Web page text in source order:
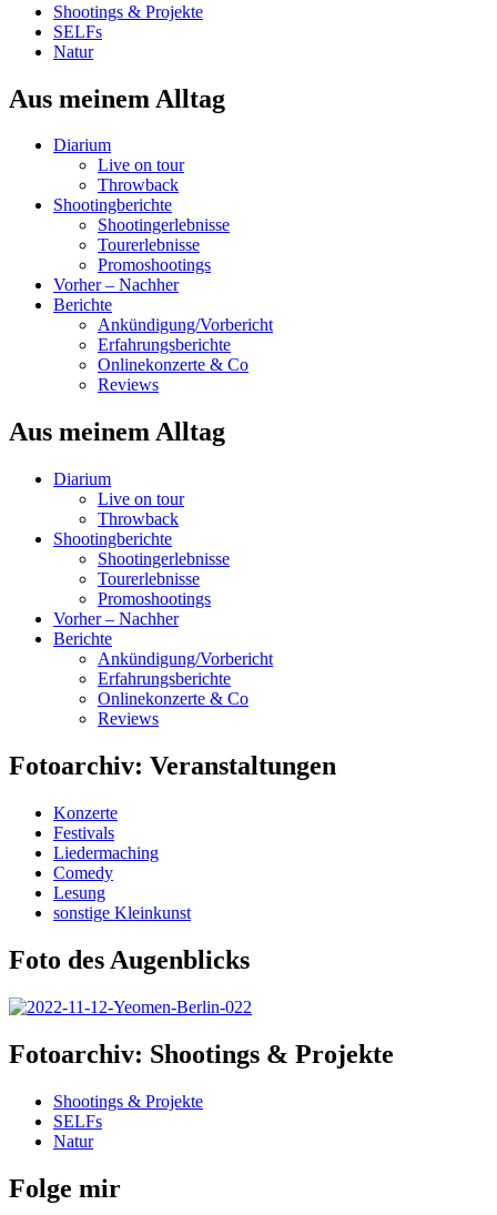
Shootings & Projekte
SELFs
Natur
Aus meinem Alltag
Diarium
Live on tour
Throwback
Shootingberichte
Shootingerlebnisse
Tourerlebnisse
Promoshootings
Vorher – Nachher
Berichte
Ankündigung/Vorbericht
Erfahrungsberichte
Onlinekonzerte & Co
Reviews
Aus meinem Alltag
Diarium
Live on tour
Throwback
Shootingberichte
Shootingerlebnisse
Tourerlebnisse
Promoshootings
Vorher – Nachher
Berichte
Ankündigung/Vorbericht
Erfahrungsberichte
Onlinekonzerte & Co
Reviews
Fotoarchiv: Veranstaltungen
Konzerte
Festivals
Liedermaching
Comedy
Lesung
sonstige Kleinkunst
Foto des Augenblicks
Fotoarchiv: Shootings & Projekte
Shootings & Projekte
SELFs
Natur
Folge mir